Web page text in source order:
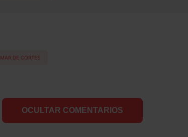
MAR DE CORTES
OCULTAR COMENTARIOS